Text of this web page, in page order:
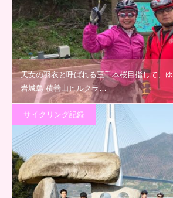
天女の羽衣と呼ばれる三千本桜目指して、
岩城島 積善山ヒルクラ…
サイクリング記録